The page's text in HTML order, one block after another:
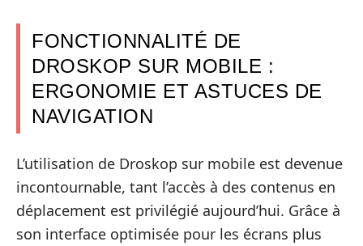
FONCTIONNALITÉ DE
DROSKOP SUR MOBILE :
ERGONOMIE ET ASTUCES DE
NAVIGATION
L’utilisation de Droskop sur mobile est devenue
incontournable, tant l’accès à des contenus en
déplacement est privilégié aujourd’hui. Grâce à
son interface optimisée pour les écrans plus